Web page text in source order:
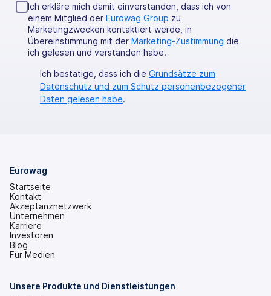
Ich erkläre mich damit einverstanden, dass ich von
einem Mitglied der Eurowag Group zu
Marketingzwecken kontaktiert werde, in
Übereinstimmung mit der Marketing-Zustimmung die
ich gelesen und verstanden habe.
Ich bestätige, dass ich die Grundsätze zum
Datenschutz und zum Schutz personenbezogener
Daten gelesen habe.
Eurowag
Startseite
Kontakt
Akzeptanznetzwerk
Unternehmen
Karriere
Investoren
(wird
in
Tab
Blog
Für Medien
Unsere Produkte und Dienstleistungen